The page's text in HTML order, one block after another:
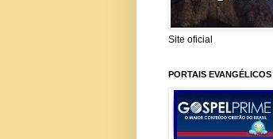
Site oficial
PORTAIS EVANGÉLICOS